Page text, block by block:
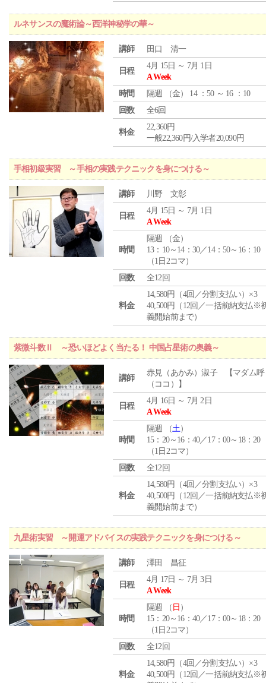
ルネサンスの魔術論～西洋神秘学の華～
講師 田口 清一
日程
4月 15日 ～ 7月 1日
A Week
時間
隔週 （金） 14 ：50 ～ 16 ：10
回数
全6回
料金
22,360円
一般22,360円/入学者20,090円
手相初級実習 ～手相の実践テクニックを身につける～
講師 川野 文彰
日程
4月 15日 ～ 7月 1日
A Week
時間
隔週 （金）
13：10～14：30／14：50～16：10
（1日2コマ）
回数
全12回
料金
14,580円（4回／分割支払い）×3
40,500円（12回／一括前納支払※
義開始前まで）
紫微斗数Ⅱ ～恐いほどよく当たる！ 中国占星術の奥義～
講師
赤見（あかみ）淑子 【マダム呼
（ココ）】
日程
4月 16日 ～ 7月 2日
A Week
時間
隔週 （土）
15：20～16：40／17：00～18：20
（1日2コマ）
回数
全12回
料金
14,580円（4回／分割支払い）×3
40,500円（12回／一括前納支払※
義開始前まで）
九星術実習 ～開運アドバイスの実践テクニックを身につける～
講師 澤田 昌征
日程
4月 17日 ～ 7月 3日
A Week
時間
隔週 （ 日 ）
15：20～16：40／17：00～18：20
（1日2コマ）
回数
全12回
料金
14,580円（4回／分割支払い）×3
40,500円（12回／一括前納支払※